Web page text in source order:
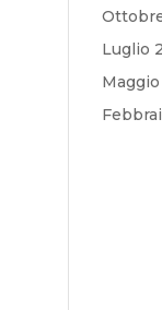
Luglio